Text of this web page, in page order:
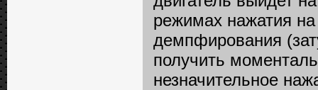
режимах нажатия
демпфирования
получить
незначительное